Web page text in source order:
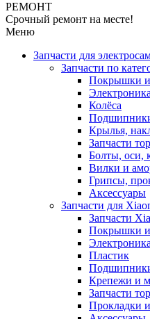
РЕМОНТ
Срочный ремонт на месте!
Меню
Запчасти для
Запчасти по
Покрышки
Электроника
Колёса
Крылья,
Запчасти
Болты, оси,
Вилки и
Грипсы,
Аксессуары
Запчасти для
Запчасти
Покрышки
Электроника
Пластик
Крепежи и
Запчасти
Прокладки